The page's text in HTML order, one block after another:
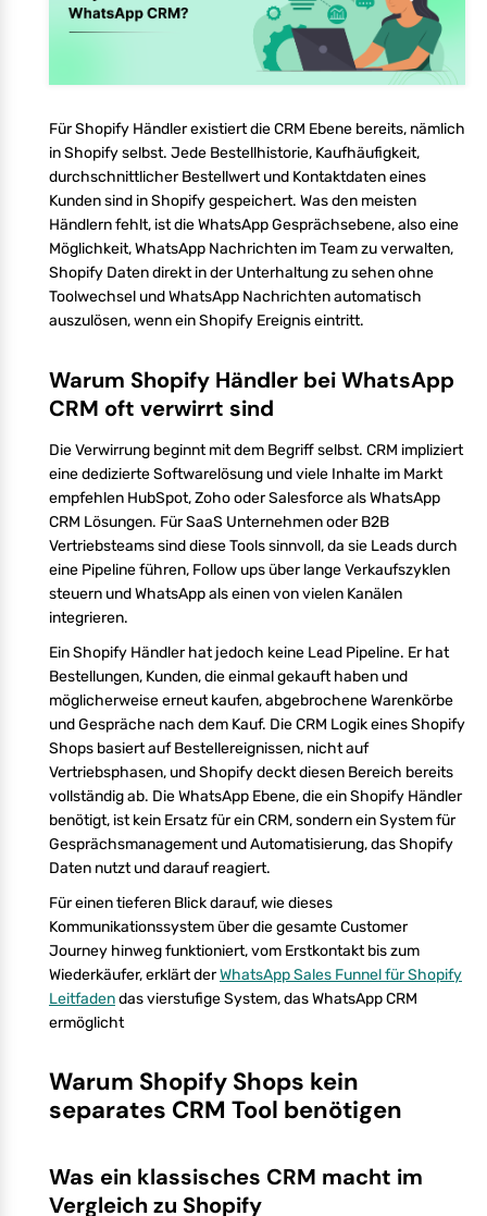
Für Shopify Händler existiert die CRM Ebene bereits, nämlich
in Shopify selbst. Jede Bestellhistorie, Kaufhäufigkeit,
durchschnittlicher Bestellwert und Kontaktdaten eines
Kunden sind in Shopify gespeichert. Was den meisten
Händlern fehlt, ist die WhatsApp Gesprächsebene, also eine
Möglichkeit, WhatsApp Nachrichten im Team zu verwalten,
Shopify Daten direkt in der Unterhaltung zu sehen ohne
Toolwechsel und WhatsApp Nachrichten automatisch
auszulösen, wenn ein Shopify Ereignis eintritt.
Warum Shopify Händler bei WhatsApp
CRM oft verwirrt sind
Die Verwirrung beginnt mit dem Begriff selbst. CRM impliziert
eine dedizierte Softwarelösung und viele Inhalte im Markt
empfehlen HubSpot, Zoho oder Salesforce als WhatsApp
CRM Lösungen. Für SaaS Unternehmen oder B2B
Vertriebsteams sind diese Tools sinnvoll, da sie Leads durch
eine Pipeline führen, Follow ups über lange Verkaufszyklen
steuern und WhatsApp als einen von vielen Kanälen
integrieren.
Ein Shopify Händler hat jedoch keine Lead Pipeline. Er hat
Bestellungen, Kunden, die einmal gekauft haben und
möglicherweise erneut kaufen, abgebrochene Warenkörbe
und Gespräche nach dem Kauf. Die CRM Logik eines Shopify
Shops basiert auf Bestellereignissen, nicht auf
Vertriebsphasen, und Shopify deckt diesen Bereich bereits
vollständig ab. Die WhatsApp Ebene, die ein Shopify Händler
benötigt, ist kein Ersatz für ein CRM, sondern ein System für
Gesprächsmanagement und Automatisierung, das Shopify
Daten nutzt und darauf reagiert.
Für einen tieferen Blick darauf, wie dieses
Kommunikationssystem über die gesamte Customer
Journey hinweg funktioniert, vom Erstkontakt bis zum
Wiederkäufer, erklärt derWhatsApp Sales Funnel für Shopify
Leitfadendas vierstufige System, das WhatsApp CRM
ermöglicht
Warum Shopify Shops kein
separates CRM Tool benötigen
Was ein klassisches CRM macht im
Vergleich zu Shopify